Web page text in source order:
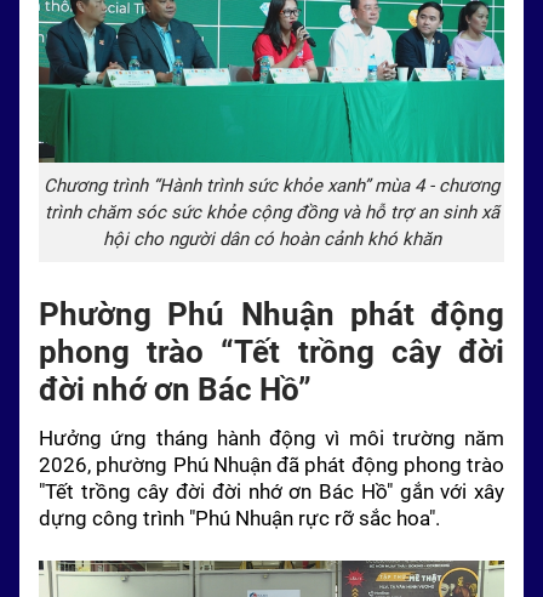
Chương trình “Hành trình sức khỏe xanh” mùa 4 - chương
trình chăm sóc sức khỏe cộng đồng và hỗ trợ an sinh xã
hội cho người dân có hoàn cảnh khó khăn
Phường Phú Nhuận phát động
phong trào “Tết trồng cây đời
đời nhớ ơn Bác Hồ”
Hưởng ứng tháng hành động vì môi trường năm
2026, phường Phú Nhuận đã phát động phong trào
"Tết trồng cây đời đời nhớ ơn Bác Hồ" gắn với xây
dựng công trình "Phú Nhuận rực rỡ sắc hoa".